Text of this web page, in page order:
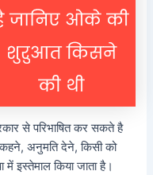
से परिभाषित कर सकते है
अनुमति देने, किसी को
इस्तेमाल किया जाता है।